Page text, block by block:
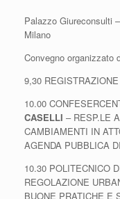
Palazzo Giureconsulti
Milano
Convegno organizzato
9,30
10.00
CASELLI – RESP.LE
CAMBIAMENTI IN
AGENDA PUBBLICA
10.30 POLITECNICO
REGOLAZIONE
BUONE PRATICHE E